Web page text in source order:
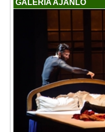
GALÉRIA AJÁNLÓ